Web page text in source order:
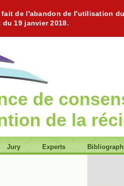
de l'abandon de l'utilisation
19 janvier 2018.
de
de la
Jury Experts